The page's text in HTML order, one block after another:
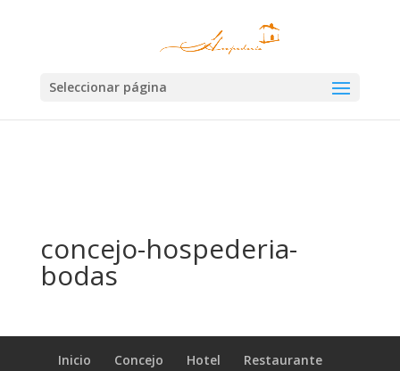
Seleccionar página
concejo-hospederia-
bodas
Inicio Concejo Hotel
Restaurante
Las cookies nos permiten ofrecer nuestros servicios. Al utilizar nuestros
servicios, aceptas el uso que hacemos de las cookies.